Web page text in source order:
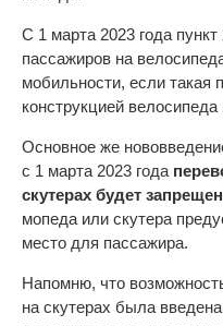
С 1 марта 2023 года
пассажиров на
мобильности, если такая
конструкцией
Основное же
с 1 марта 2023 года
скутерах будет
мопеда или скутера
место для пассажира.
Напомню, что
на скутерах была введена